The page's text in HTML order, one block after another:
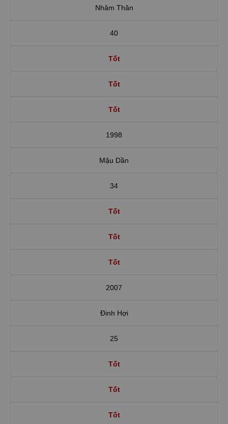
Nhâm Thân
40
Tốt
Tốt
Tốt
1998
Mậu Dần
34
Tốt
Tốt
Tốt
2007
Đinh Hợi
25
Tốt
Tốt
Tốt